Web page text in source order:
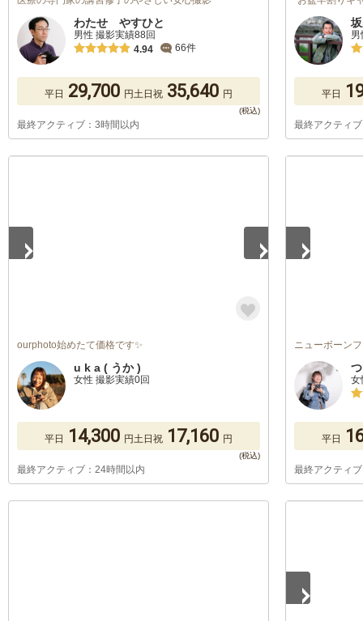
わたせ やすひと
男性 撮影実績88回
4.94
66件
平日 29,700 円土日祝 35,640 円
最終アクティブ：3時間以内
平日
最終アクティ
ourphoto始めたて価格です✨
u k a ( うか )
女性 撮影実績0回
平日 14,300 円土日祝 17,160 円
最終アクティブ：24時間以内
ニューボーン
女
平日
最終アクティ